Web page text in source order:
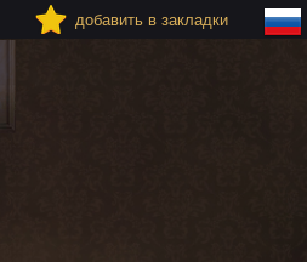
добавить в закладки